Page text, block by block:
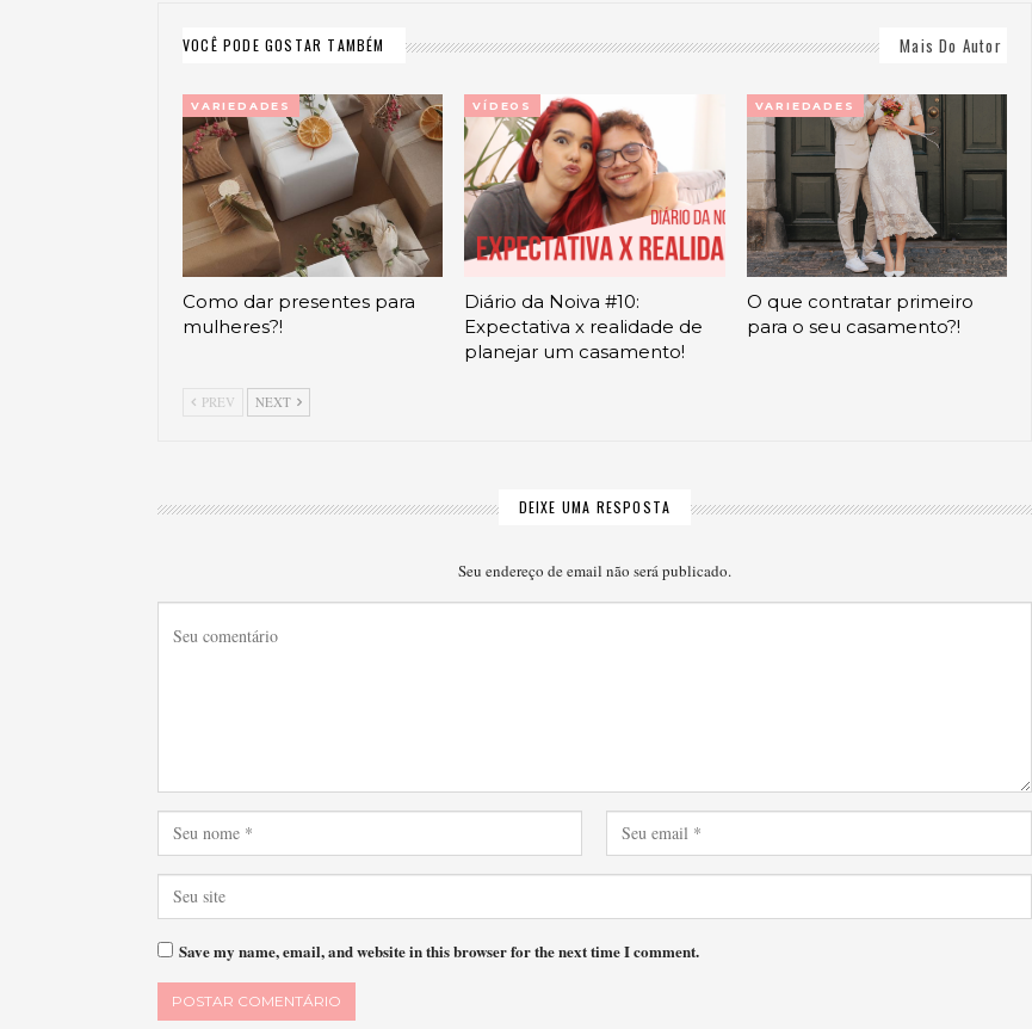
VOCÊ PODE GOSTAR TAMBÉM Mais Do Autor
VARIEDADES
Como dar presentes para
mulheres?!
VÍDEOS
Diário da Noiva #10:
Expectativa x realidade de
planejar um casamento!
VARIEDADES
O que contratar primeiro
para o seu casamento?!
PREV NEXT
DEIXE UMA RESPOSTA
Seu endereço de email não será publicado.
Save my name, email, and website in this browser for the next time I comment.